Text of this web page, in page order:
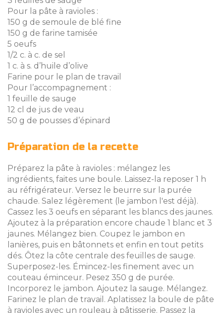
Pour la pâte à ravioles :
150 g de semoule de blé fine
150 g de farine tamisée
5 oeufs
1/2 c. à c. de sel
1 c. à s. d’huile d’olive
Farine pour le plan de travail
Pour l’accompagnement :
1 feuille de sauge
12 cl de jus de veau
50 g de pousses d’épinard
Préparation de la recette
Préparez la pâte à ravioles : mélangez les
ingrédients, faites une boule. Laissez-la reposer 1 h
au réfrigérateur. Versez le beurre sur la purée
chaude. Salez légèrement (le jambon l'est déjà).
Cassez les 3 oeufs en séparant les blancs des jaunes.
Ajoutez à la préparation encore chaude 1 blanc et 3
jaunes. Mélangez bien. Coupez le jambon en
lanières, puis en bâtonnets et enfin en tout petits
dés. Ôtez la côte centrale des feuilles de sauge.
Superposez-les. Émincez-les finement avec un
couteau éminceur. Pesez 350 g de purée.
Incorporez le jambon. Ajoutez la sauge. Mélangez.
Farinez le plan de travail. Aplatissez la boule de pâte
à ravioles avec un rouleau à pâtisserie. Passez la